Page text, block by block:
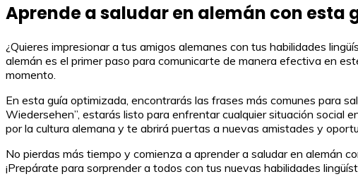
Aprende a saludar en alemán con esta
¿Quieres impresionar a tus amigos alemanes con tus habilidades
alemán es el primer paso para comunicarte de manera efectiva en
momento.
En esta guía optimizada, encontrarás las frases más comunes para
Wiedersehen”, estarás listo para enfrentar cualquier situación social
por la cultura alemana y te abrirá puertas a nuevas amistades y
No pierdas más tiempo y comienza a aprender a saludar en alemán
¡Prepárate para sorprender a todos con tus nuevas habilidades